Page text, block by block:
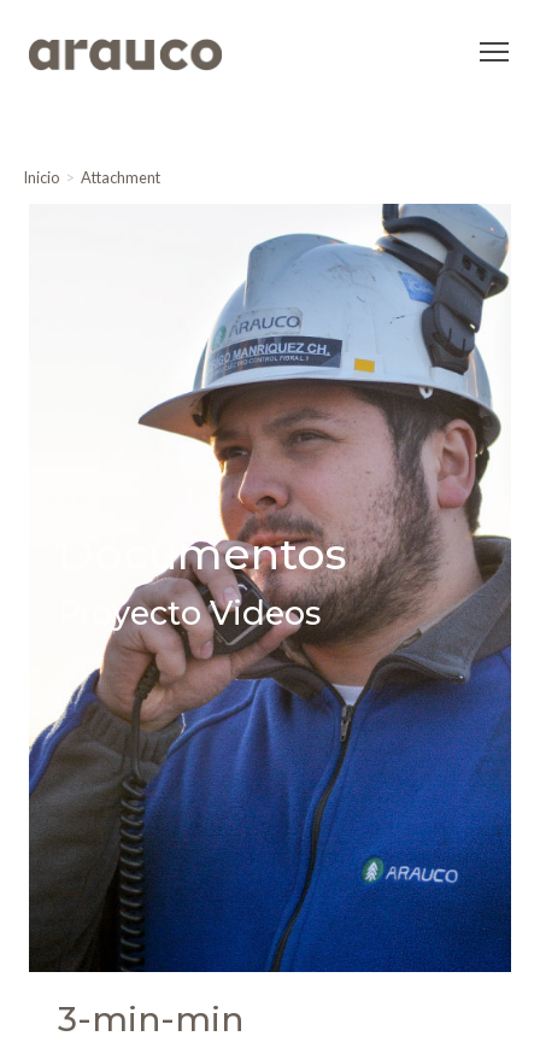
Inicio Attachment
Documentos
Proyecto Videos
3-min-min